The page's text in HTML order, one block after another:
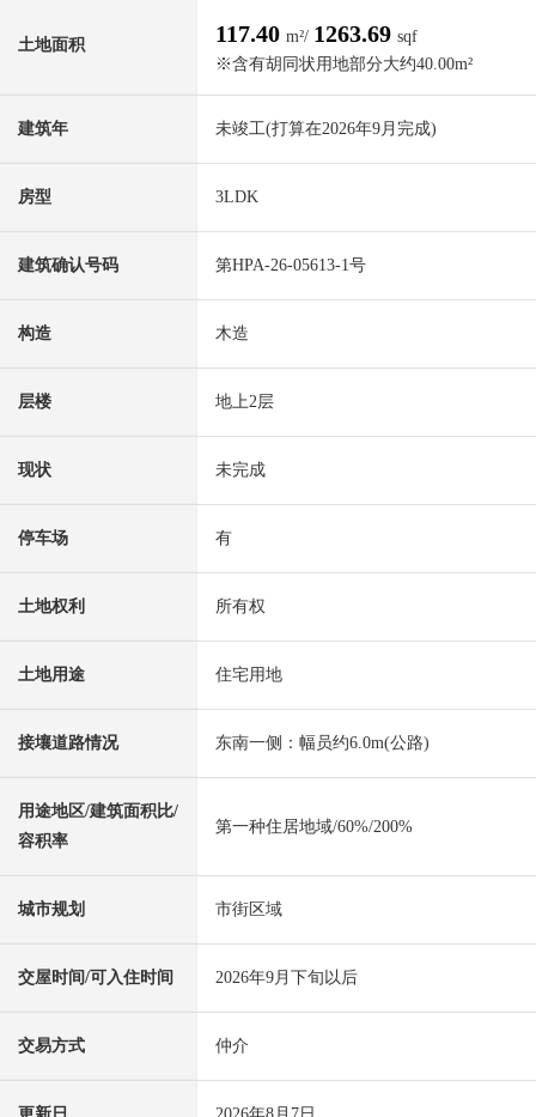
土地面积 117.40 m²/ 1263.69 sqf
※含有胡同状用地部分大约40.00m²
建筑年 未竣工(打算在2026年9月完成)
房型 3LDK
建筑确认号码 第HPA-26-05613-1号
构造 木造
层楼 地上2层
现状 未完成
停车场 有
土地权利 所有权
土地用途 住宅用地
接壤道路情况 东南一侧：幅员约6.0m(公路)
用途地区/建筑面积比/
容积率
第一种住居地域/60%/200%
城市规划 市街区域
交屋时间/可入住时间 2026年9月下旬以后
交易方式 仲介